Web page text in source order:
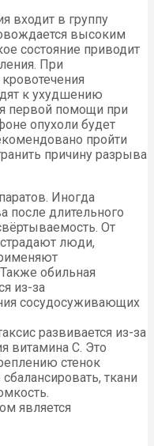
входит в группу
высоким
состояние приводит
При
к ухудшению
первой помощи при
опухоли будет
пройти
причину разрыва
Иногда
после длительного
От
люди,
обильная
из-за
сосудосуживающих
развивается из-за
витамина С. Это
стенок
ткани
является